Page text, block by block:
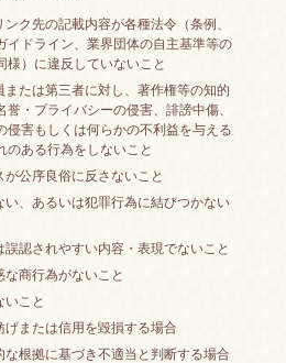
ク先の記載内容が各種法令（条例、
イドライン、業界団体の自主基準等の
様）に違反していないこと
たは第三者に対し、著作権等の知的
・プライバシーの侵害、誹謗中傷、
侵害もしくは何らかの不利益を与える
のある行為をしないこと
公序良俗に反さないこと
、あるいは犯罪行為に結びつかない
認されやすい内容・表現でないこと
商行為がないこと
こと
または信用を毀損する場合
根拠に基づき不適当と判断する場合